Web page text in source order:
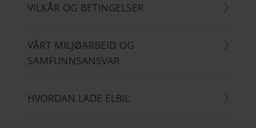
VILKÅR OG BETINGELSER
VÅRT MILJØARBEID OG
SAMFUNNSANSVAR
HVORDAN LADE ELBIL